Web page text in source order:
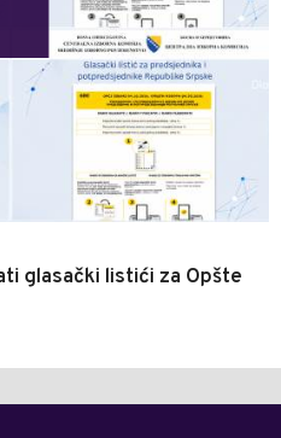
glasački listići za Opšte